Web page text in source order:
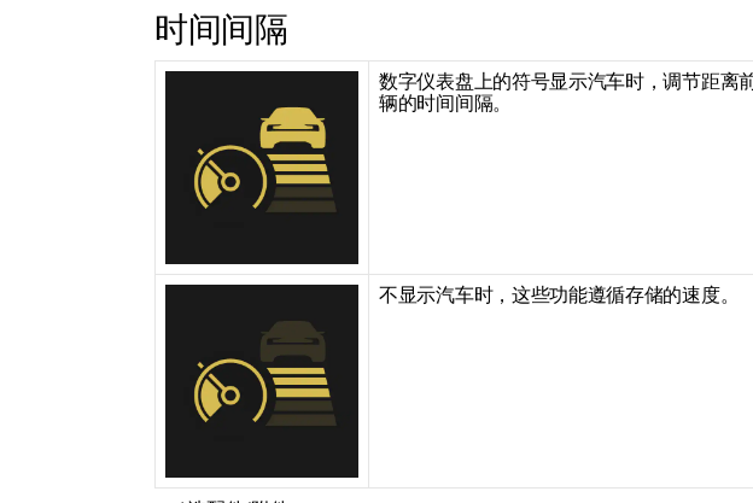
时间间隔
数字仪表盘上的符号显示汽车时，调节距离
辆的时间间隔。
不显示汽车时，这些功能遵循存储的速度。